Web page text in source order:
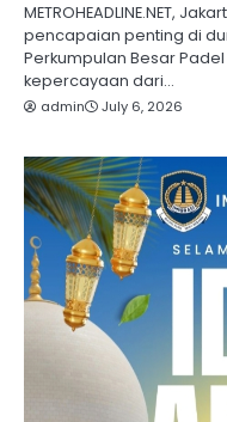
METROHEADLINE.NET,
pencapaian penting di
Perkumpulan Besar
kepercayaan dari…
admin July 6, 2026